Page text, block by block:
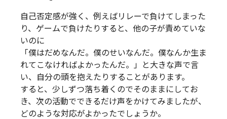
自己否定感が強く、例えばリレーで負けてしまった
り、ゲームで負けたりすると、他の子が責めていな
いのに
「僕はだめなんだ。僕のせいなんだ。僕なんか生ま
れてこなければよかったんだ。」と大きな声で言
い、自分の頭を抱えたりすることがあります。
すると、少しずつ落ち着くのでそのままにしてお
き、次の活動でできるだけ声をかけてみましたが、
どのような対応がよかったでしょうか。